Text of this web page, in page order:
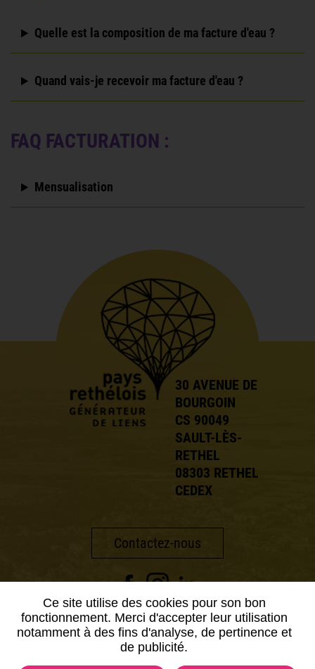
Quelle est la composition de ma facture d'eau ?
Quand vais-je recevoir ma facture d'eau ?
FAQ FACTURATION :
Mensualisation
30 AVENUE DE
BOURGOIN
CS 90049
SAULT-LÈS-
RETHEL
08303 RETHEL
CEDEX
Contactez-nous
ou rendez-vous sur notre appli
Ce site utilise des cookies pour son bon
fonctionnement. Merci d'accepter leur utilisation
notamment à des fins d'analyse, de pertinence et
de publicité.